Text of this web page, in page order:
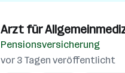
Arzt für
Pensionsversicherung
vor 3 Tagen veröffentlicht